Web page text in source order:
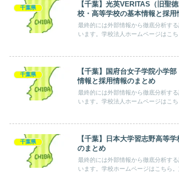
千葉県
【千葉】光英VERITAS（旧聖
校・高等学校の基本情報と採用
最終的には外部情報から徹底分析す
います。学校法人ホームページはこ
千葉県
【千葉】国府台女子学院小学
情報と採用情報のまとめ
最終的には外部情報から徹底分析す
います。学校法人ホームページはこ
千葉県
【千葉】日本大学習志野高等
のまとめ
最終的には外部情報から徹底分析す
います。学校ホームページはこちら